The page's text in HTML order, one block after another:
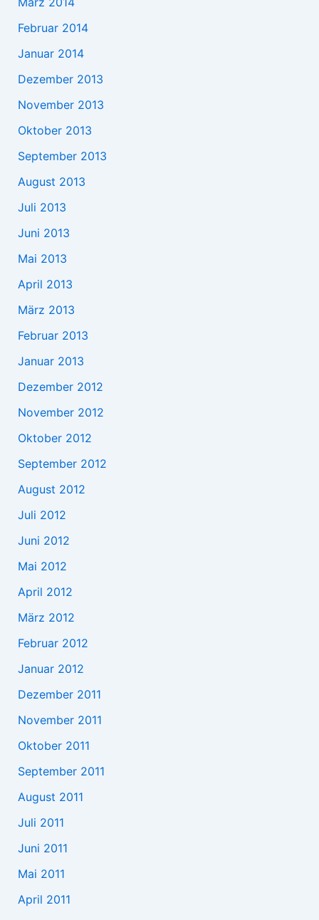
Februar 2014
Januar 2014
Dezember 2013
November 2013
Oktober 2013
September 2013
August 2013
Juli 2013
Juni 2013
Mai 2013
April 2013
März 2013
Februar 2013
Januar 2013
Dezember 2012
November 2012
Oktober 2012
September 2012
August 2012
Juli 2012
Juni 2012
Mai 2012
April 2012
März 2012
Februar 2012
Januar 2012
Dezember 2011
November 2011
Oktober 2011
September 2011
August 2011
Juli 2011
Juni 2011
Mai 2011
April 2011